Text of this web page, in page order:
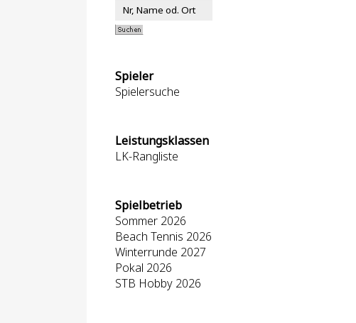
Spieler
Spielersuche
Leistungsklassen
LK-Rangliste
Spielbetrieb
Sommer 2026
Beach Tennis 2026
Winterrunde 2027
Pokal 2026
STB Hobby 2026